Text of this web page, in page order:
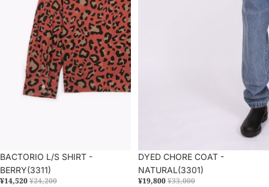
セール
BACTORIO L/S SHIRT -
BERRY(3311)
¥14,520¥24,200
セール
DYED CHORE COAT -
NATURAL(3301)
¥19,800¥33,000